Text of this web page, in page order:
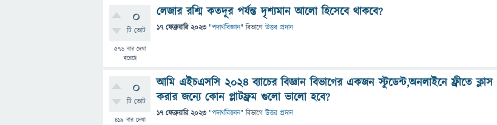
0
টি ভোট
576বার দেখা
হয়েছে
লেজার রশ্মি কতদূর পর্যন্ত দৃশ্যমান আলো হিসেবে থাকবে?
17 ফেব্রুয়ারি 2023 "পদার্থবিজ্ঞান" বিভাগে উত্তর প্রদান
0
টি ভোট
419 বার দেখা
আমি এইচএসসি ২০২৪ ব্যাচের বিজ্ঞান বিভাগের একজন স্টুডেন্ট,অনলাইনে ফ্রীতে ক্লাস
করার জন্যে কোন প্লাটফ্রম গুলো ভালো হবে?
17 ফেব্রুয়ারি 2023 "পদার্থবিজ্ঞান" বিভাগে উত্তর প্রদান